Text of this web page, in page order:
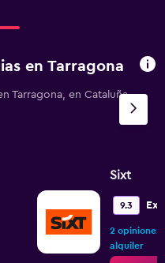
en Tarragona
Tarragona, en Cataluña
Sixt
9.3
2 opiniones
alquiler